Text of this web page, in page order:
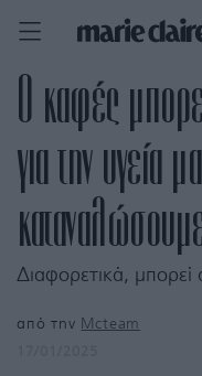
Ο καφές
για την υγεία
Διαφορετικά,
από την Mcteam